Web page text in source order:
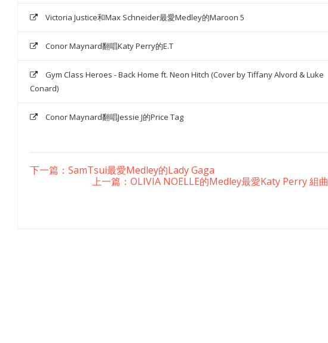
Victoria Justice和Max Schneider最愛Medley的Maroon 5
Conor Maynard翻唱Katy Perry的E.T
Gym Class Heroes - Back Home ft. Neon Hitch (Cover by Tiffany Alvord & Luke
Conard)
Conor Maynard翻唱Jessie J的Price Tag
下一篇：SamTsui最愛Medley的Lady Gaga
上一篇：OLIVIA NOELLE的Medley最愛Katy Perry 組曲